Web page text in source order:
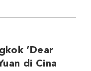
‘Dear
di Cina